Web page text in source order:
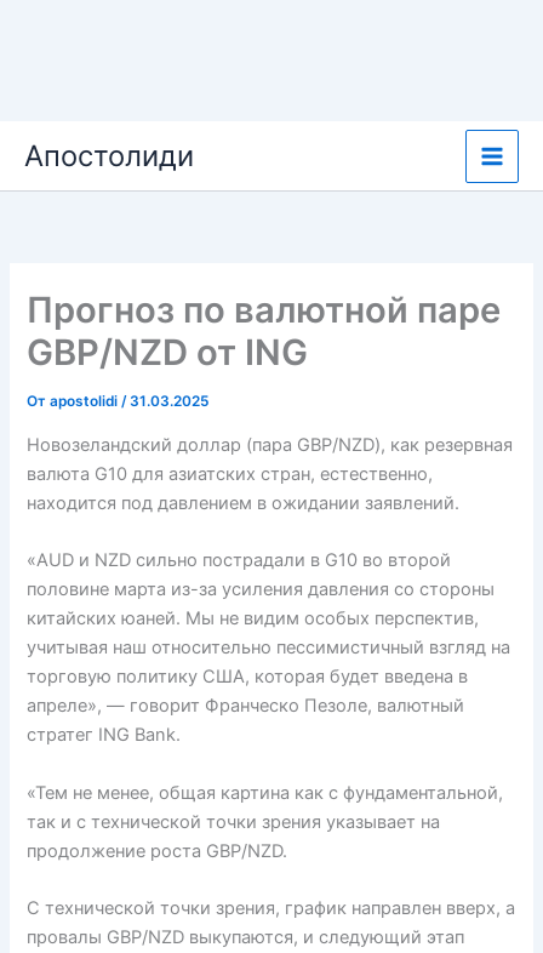
содержимому
Апостолиди
Прогноз по валютной паре
GBP/NZD от ING
Отapostolidi/31.03.2025
Новозеландский доллар (пара GBP/NZD), как резервная
валюта G10 для азиатских стран, естественно,
находится под давлением в ожидании заявлений.
«AUD и NZD сильно пострадали в G10 во второй
половине марта из-за усиления давления со стороны
китайских юаней. Мы не видим особых перспектив,
учитывая наш относительно пессимистичный взгляд на
торговую политику США, которая будет введена в
апреле», — говорит Франческо Пезоле, валютный
стратег ING Bank.
«Тем не менее, общая картина как с фундаментальной,
так и с технической точки зрения указывает на
продолжение роста GBP/NZD.
С технической точки зрения, график направлен вверх, а
провалы GBP/NZD выкупаются, и следующий этап